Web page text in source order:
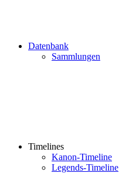
Datenbank
Sammlungen
Timelines
Kanon-Timeline
Legends-Timeline